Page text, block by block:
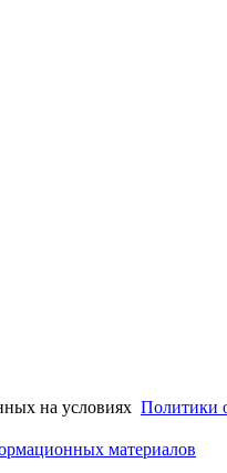
на условиях Политики
материалов